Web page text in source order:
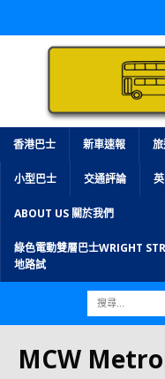
香港巴士 新車速報
小型巴士 交通評論
ABOUT US 關於我們
綠色電動雙層巴士WRIGHT
地路試
MCW